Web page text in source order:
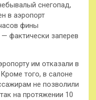
снегопад,
в аэропорт
фины
фактически заперев
им отказали в
того, в салоне
не позволили
на протяжении 10